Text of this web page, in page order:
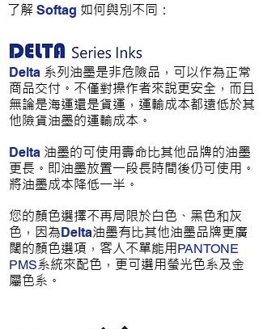
了解 Softag 如何與別不同：
Delta 系列油墨是非危險品，可以作為正常
商品交付。不僅對操作者來說更安全，而且
無論是海運還是貨運，運輸成本都遠低於其
他險貨油墨的運輸成本。
Delta 油墨的可使用壽命比其他品牌的油墨
更長。即油墨放置一段長時間後仍可使用。
將油墨成本降低一半。
您的顏色選擇不再局限於白色、黑色和灰
色，因為Delta油墨有比其他油墨品牌更廣
闊的顏色選項，客人不單能用PANTONE
PMS系統來配色，更可選用螢光色系及金
屬色系。